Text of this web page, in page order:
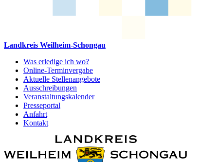
Landkreis Weilheim-Schongau
Was erledige ich wo?
Online-Terminvergabe
Aktuelle Stellenangebote
Ausschreibungen
Veranstaltungskalender
Presseportal
Anfahrt
Kontakt